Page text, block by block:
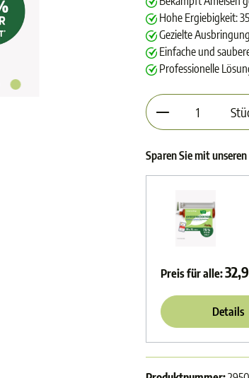
Hohe Ergiebigkeit:
Gezielte
Einfache und
Professionelle
Produkt
Sparen Sie mit
Preis für alle:
Details